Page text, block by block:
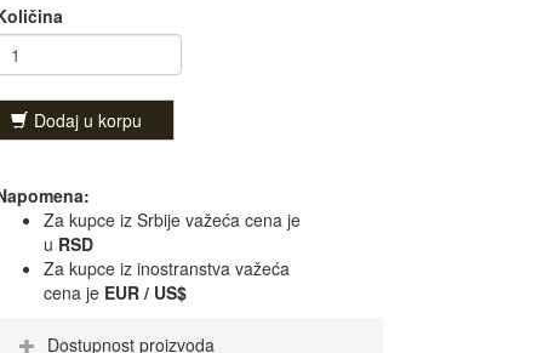
Dodaj u korpu
Za kupce iz Srbije važeća cena je
u RSD
Za kupce iz inostranstva važeća
cena je EUR / US$
Dostupnost proizvoda